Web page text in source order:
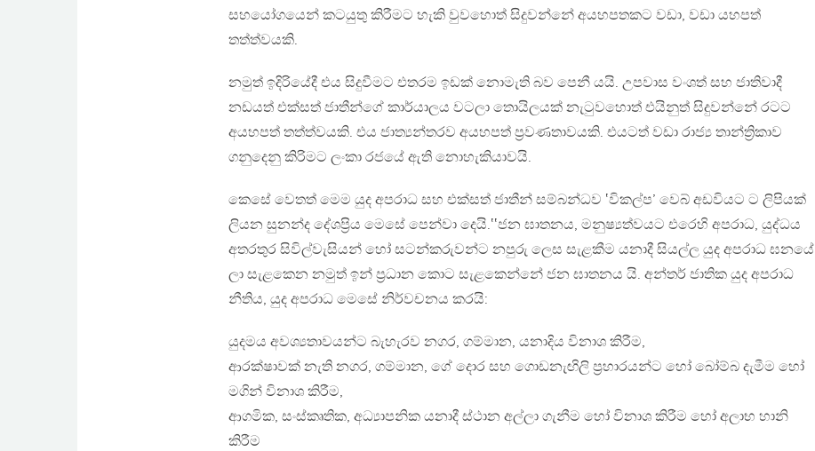
සහයෝගයෙන් කටයුතු කිරීමට හැකි වුවහොත් සිදුවන්නේ අයහපතකට වඩා, වඩා යහපත්
තත්ත්වයකි.
නමුත් ඉදිරියේදී එය සිදුවීමට එතරම ඉඩක් නොමැති බව පෙනී යයි. උපවාස වංශත් සහ ජාතිවාදී
නඩයත් එක්සත් ජාතීන්ගේ කාර්යාලය වටලා තොයිලයක් නැටුවහොත් එයිනුත් සිදුවන්නේ රටට
අයහපත් තත්ත්වයකි. එය ජාත්‍යන්තරව අයහපත් ප්‍රවණතාවයකි. එයටත් වඩා රාජ්‍ය තාන්ත්‍රිකාව
ගනුදෙනු කිරිමට ලංකා රජයේ ඇති නොහැකියාවයි.
කෙසේ වෙතත් මෙම යුද අපරාධ සහ එක්සත් ජාතීන් සම්බන්ධව ‛විකල්ප’ වෙබ් අඩවියට ට ලිපියක්
ලියන සුනන්ද දේශප්‍රිය මෙසේ පෙන්වා දෙයි.‛‛ජන ඝාතනය, මනුෂ්‍යත්වයට එරෙහි අපරාධ, යුද්ධය
අතරතුර සිවිල්වැසියන් හෝ සටන්කරුවන්ට නපුරු ලෙස සැළකීම යනාදී සියල්ල යුද අපරාධ ඝනයේ
ලා සැළකෙන නමුත් ඉන් ප්‍රධාන කොට සැළකෙන්නේ ජන ඝාතනය යි. අන්තර් ජාතික යුද අපරාධ
නීතිය, යුද අපරාධ මෙසේ නිර්වචනය කරයි:
යුදමය අවශ්‍යතාවයන්ට බැහැරව නගර, ගම්මාන, යනාදිය විනාශ කිරීම,
ආරක්ෂාවක් නැති නගර, ගම්මාන, ගේ දොර සහ ගොඩනැඟිලි ප්‍රහාරයන්ට හෝ බෝම්බ දැමීම හෝ
මගින් විනාශ කිරීම,
ආගමික, සංස්කෘතික, අධ්‍යාපනික යනාදී ස්ථාන අල්ලා ගැනීම හෝ විනාශ කිරීම හෝ අලාභ හානි
කිරීම